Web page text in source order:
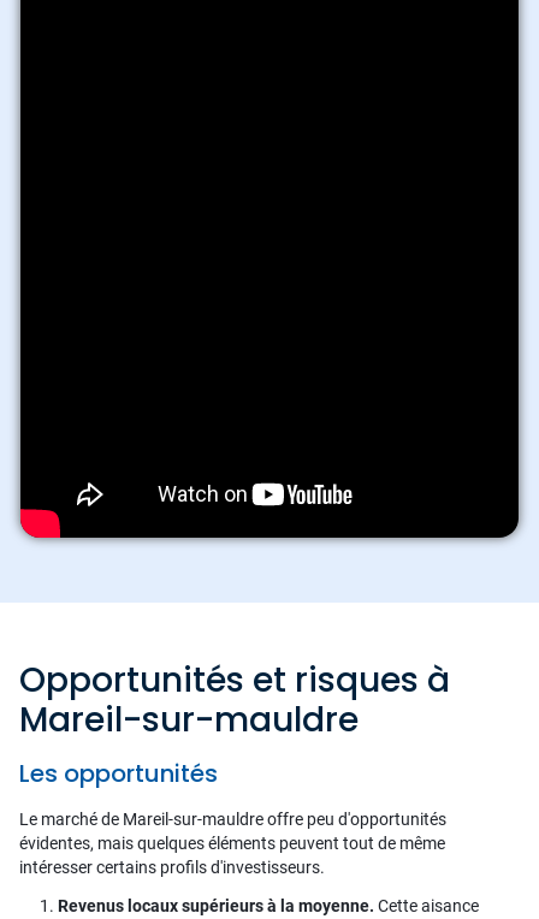
Opportunités et risques à
Mareil-sur-mauldre
Les opportunités
Le marché de Mareil-sur-mauldre offre peu d'opportunités
évidentes, mais quelques éléments peuvent tout de même
intéresser certains profils d'investisseurs.
Revenus locaux supérieurs à la moyenne. Cette aisance